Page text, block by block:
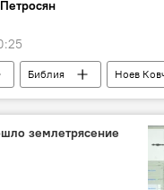
Библия Ноев
землетрясение